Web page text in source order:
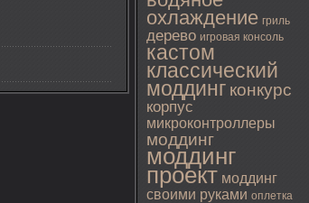
охлаждение гриль
дерево игровая консоль
кастом
классический
моддинг конкурс
корпус
микроконтроллеры
моддинг
моддинг
проект моддинг
своими руками оплетка